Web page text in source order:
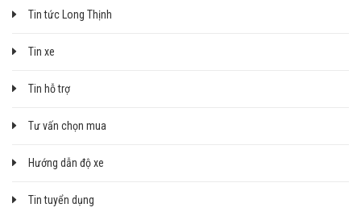
Tin tức Long Thịnh
Tin xe
Tin hỗ trợ
Tư vấn chọn mua
Hướng dẫn độ xe
Tin tuyển dụng